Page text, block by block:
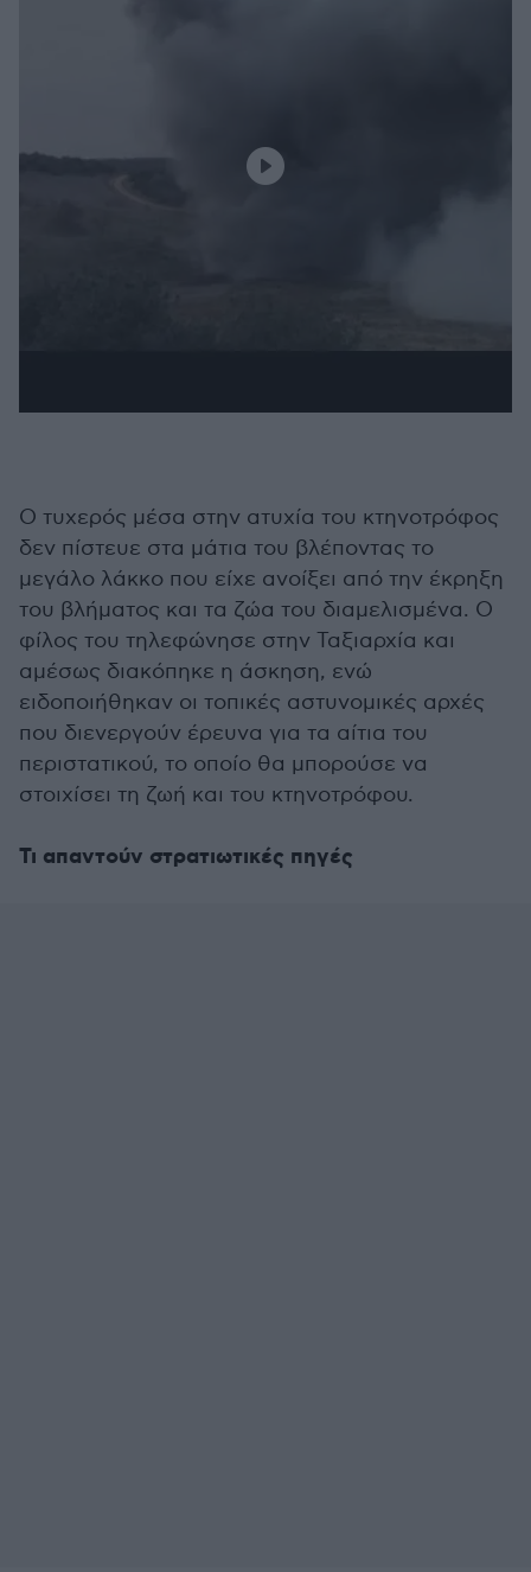
Ο τυχερός μέσα στην ατυχία του κτηνοτρόφος
δεν πίστευε στα μάτια του βλέποντας το
μεγάλο λάκκο που είχε ανοίξει από την έκρηξη
του βλήματος και τα ζώα του διαμελισμένα. Ο
φίλος του τηλεφώνησε στην Ταξιαρχία και
αμέσως διακόπηκε η άσκηση, ενώ
ειδοποιήθηκαν οι τοπικές αστυνομικές αρχές
που διενεργούν έρευνα για τα αίτια του
περιστατικού, το οποίο θα μπορούσε να
στοιχίσει τη ζωή και του κτηνοτρόφου.
Τι απαντούν στρατιωτικές πηγές